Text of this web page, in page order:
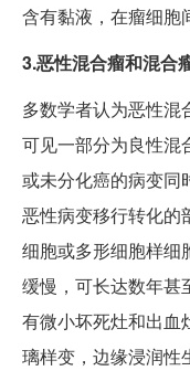
含有黏液，在瘤细胞
3.恶性混合瘤和混合
多数学者认为恶性混
可见一部分为良性混
或未分化癌的病变同
恶性病变移行转化的
细胞或多形细胞样细
缓慢，可长达数年甚
有微小坏死灶和出血
璃样变，边缘浸润性